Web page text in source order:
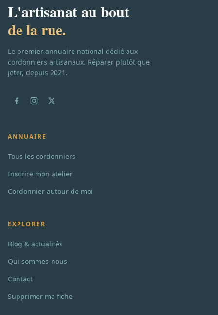
L'artisanat au bout
de la rue.
Le premier annuaire national dédié aux
cordonniers artisanaux. Réparer plutôt que
jeter, depuis 2021.
ANNUAIRE
Tous les cordonniers
Inscrire mon atelier
Cordonnier autour de moi
EXPLORER
Blog & actualités
Qui sommes-nous
Contact
Supprimer ma fiche